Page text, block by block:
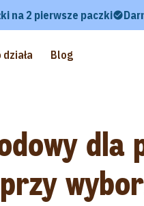
na 2 pierwsze paczki
Blog
dla